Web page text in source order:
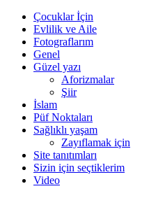
Çocuklar İçin
Evlilik ve Aile
Fotograflarım
Genel
Güzel yazı
Aforizmalar
Şiir
İslam
Püf Noktaları
Sağlıklı yaşam
Zayıflamak için
Site tanıtımları
Sizin için seçtiklerim
Video